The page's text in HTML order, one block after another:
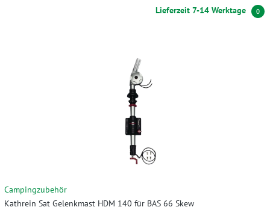
Lieferzeit 7-14 Werktage 0
Campingzubehör
Kathrein Sat Gelenkmast HDM 140 für BAS 66 Skew